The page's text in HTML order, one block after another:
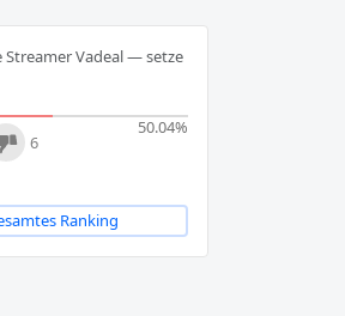
Vadeal — setze
50.04%
6
Ranking